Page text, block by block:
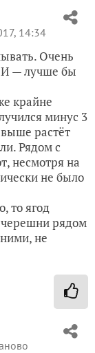
14:34
Очень
И — лучше бы
крайне
минус 3
растёт
Рядом с
несмотря на
не было
то ягод
черешни рядом
не